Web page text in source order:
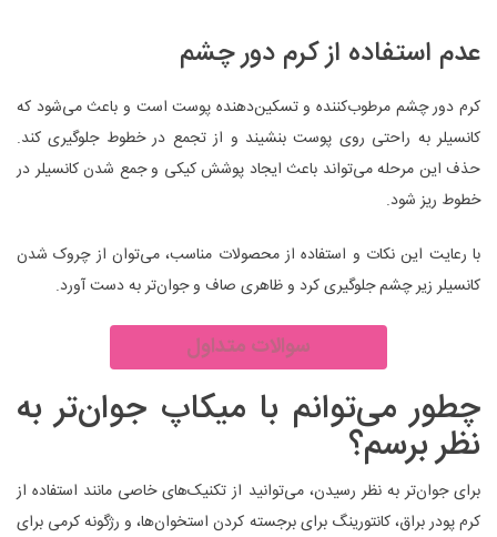
عدم استفاده از کرم دور چشم
کرم دور چشم مرطوب‌کننده و تسکین‌دهنده پوست است و باعث می‌شود که
کانسیلر به راحتی روی پوست بنشیند و از تجمع در خطوط جلوگیری کند.
حذف این مرحله می‌تواند باعث ایجاد پوشش کیکی و جمع شدن کانسیلر در
خطوط ریز شود.
با رعایت این نکات و استفاده از محصولات مناسب، می‌توان از چروک شدن
کانسیلر زیر چشم جلوگیری کرد و ظاهری صاف و جوان‌تر به دست آورد.
سوالات متداول
چطور می‌توانم با میکاپ جوان‌تر به
نظر برسم؟
برای جوان‌تر به نظر رسیدن، می‌توانید از تکنیک‌های خاصی مانند استفاده از
کرم پودر براق، کانتورینگ برای برجسته کردن استخوان‌ها، و رژگونه کرمی برای